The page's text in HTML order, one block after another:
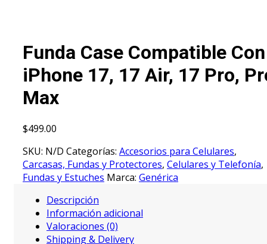
Funda Case Compatible Con
iPhone 17, 17 Air, 17 Pro,
Max
$499.00
SKU: N/D Categorías: Accesorios para Celulares,
Carcasas, Fundas y Protectores, Celulares y Telefonía,
Fundas y Estuches Marca: Genérica
Descripción
Información adicional
Valoraciones (0)
Shipping & Delivery